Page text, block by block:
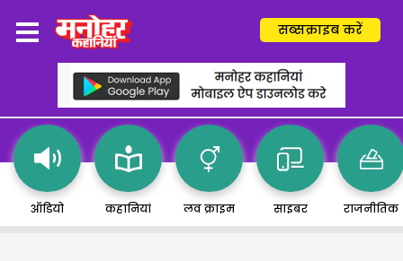
सब्सक्राइब करें
ऑडियो कहानियां लव क्राइम साइबर राजनीतिक